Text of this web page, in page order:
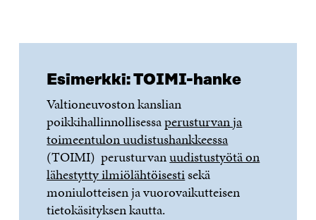
Esimerkki: TOIMI-hanke
Valtioneuvoston kanslian
poikkihallinnollisessaperusturvan ja
toimeentulon uudistushankkeessa
(TOIMI) perusturvanuudistustyötä on
lähestytty ilmiölähtöisestisekä
moniulotteisen ja vuorovaikutteisen
tietokäsityksen kautta.